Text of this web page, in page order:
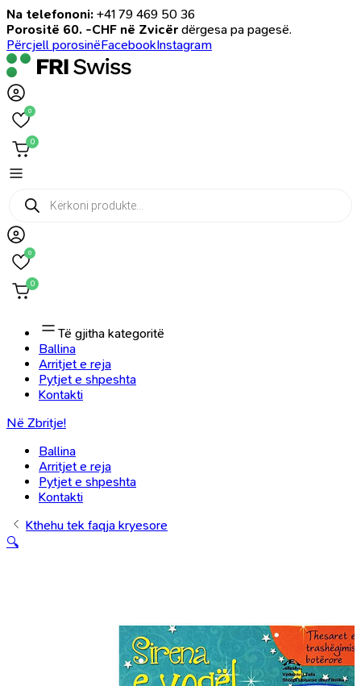
Na telefononi: +41 79 469 50 36
Porositë 60. -CHF në Zvicër dërgesa pa pagesë.
Përcjell porosinëFacebookInstagram
0
0
Products
search
0
0
Të gjitha kategoritë
Ballina
Arritjet e reja
Pytjet e shpeshta
Kontakti
Në Zbritje!
Ballina
Arritjet e reja
Pytjet e shpeshta
Kontakti
Kthehu tek faqja kryesore
🔍